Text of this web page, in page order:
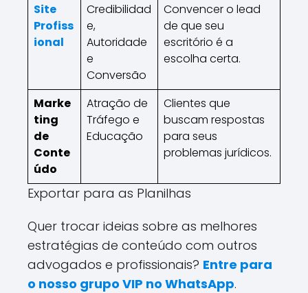
Site
Profiss
ional
Credibilidad
e,
Autoridade
e
Conversão
Convencer o lead
de que seu
escritório é a
escolha certa.
Marke
ting
de
Conte
údo
Atração de
Tráfego e
Educação
Clientes que
buscam respostas
para seus
problemas jurídicos.
Exportar para as Planilhas
Quer trocar ideias sobre as melhores
estratégias de conteúdo com outros
advogados e profissionais? Entre para
o nosso grupo VIP no WhatsApp.